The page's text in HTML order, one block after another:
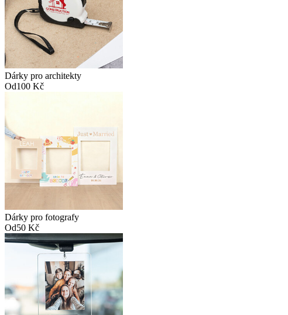
Dárky pro architekty
Od100 Kč
Dárky pro fotografy
Od50 Kč